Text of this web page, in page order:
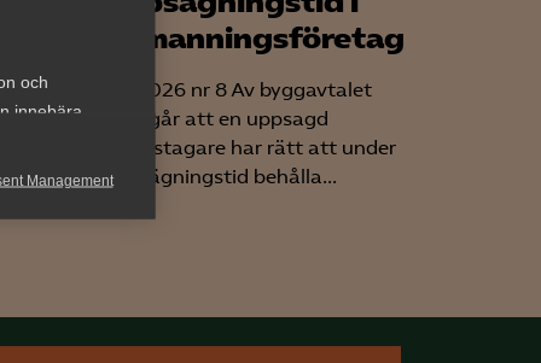
och
innebära
Management
bemanningsföretag
AD 2026 nr 8 Av byggavtalet
framgår att en uppsagd
arbetstagare har rätt att under
uppsägningstid behålla...